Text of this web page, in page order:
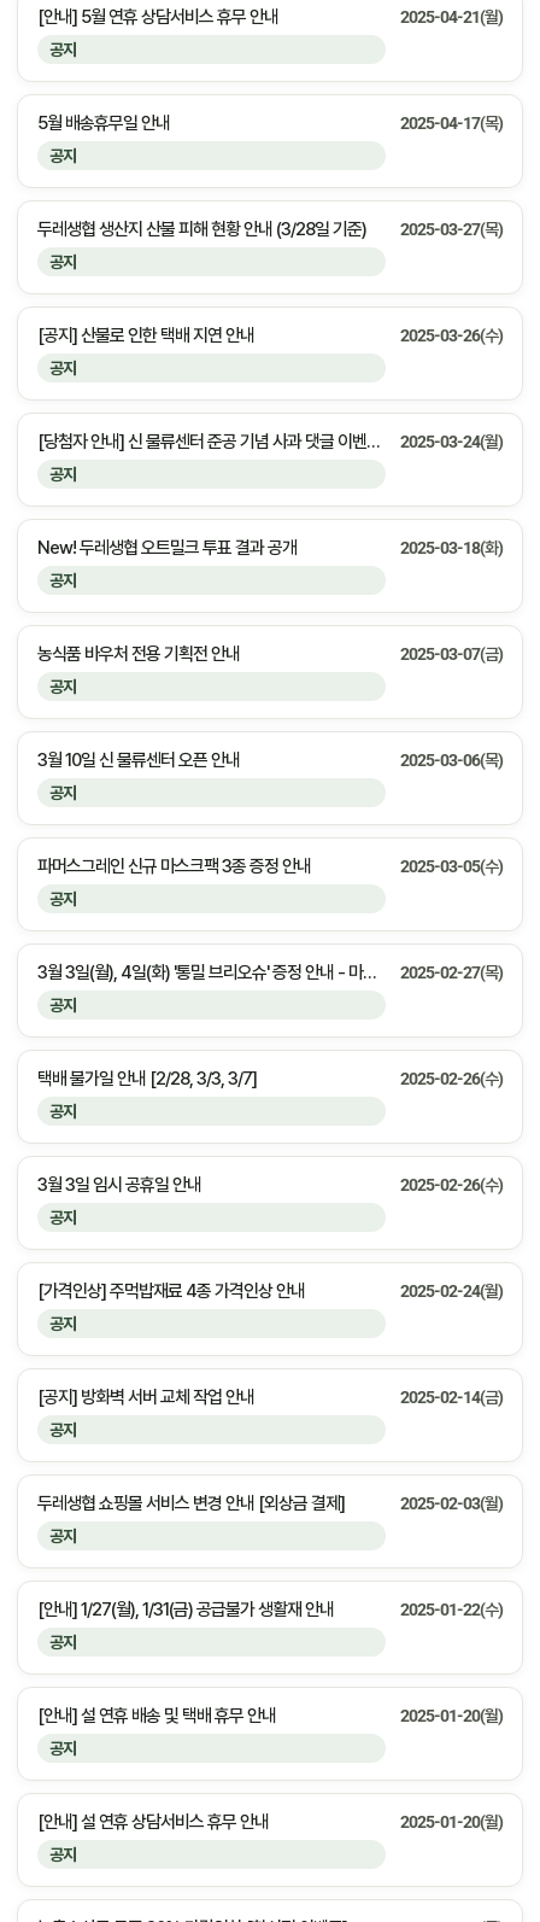
공지
[안내] 5월 연휴 상담서비스 휴무 안내 2025-04-21(월)
공지
5월 배송휴무일 안내 2025-04-17(목)
공지
두레생협 생산지 산불 피해 현황 안내 (3/28일 기준) 2025-03-27(목)
공지
[공지] 산불로 인한 택배 지연 안내 2025-03-26(수)
공지
[당첨자 안내] 신 물류센터 준공 기념 사과 댓글 이벤트 당첨 안내 2025-03-24(월)
공지
New! 두레생협 오트밀크 투표 결과 공개 2025-03-18(화)
공지
농식품 바우처 전용 기획전 안내 2025-03-07(금)
공지
3월 10일 신 물류센터 오픈 안내 2025-03-06(목)
공지
파머스그레인 신규 마스크팩 3종 증정 안내 2025-03-05(수)
공지
3월 3일(월), 4일(화) '통밀 브리오슈' 증정 안내 - 마감안내 2025-02-27(목)
공지
택배 불가일 안내 [2/28, 3/3, 3/7] 2025-02-26(수)
공지
3월 3일 임시 공휴일 안내 2025-02-26(수)
공지
[가격인상] 주먹밥재료 4종 가격인상 안내 2025-02-24(월)
공지
[공지] 방화벽 서버 교체 작업 안내 2025-02-14(금)
공지
두레생협 쇼핑몰 서비스 변경 안내 [외상금 결제] 2025-02-03(월)
공지
[안내] 1/27(월), 1/31(금) 공급불가 생활재 안내 2025-01-22(수)
공지
[안내] 설 연휴 배송 및 택배 휴무 안내 2025-01-20(월)
공지
[안내] 설 연휴 상담서비스 휴무 안내 2025-01-20(월)